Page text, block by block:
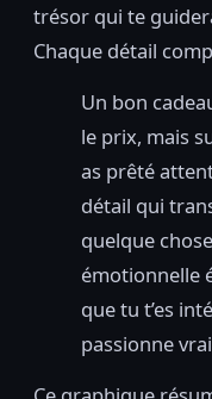
trésor qui te
Chaque détail
Un bon
le prix, mais
as prêté
détail qui
quelque
émotionnelle
que tu t’es
passionne